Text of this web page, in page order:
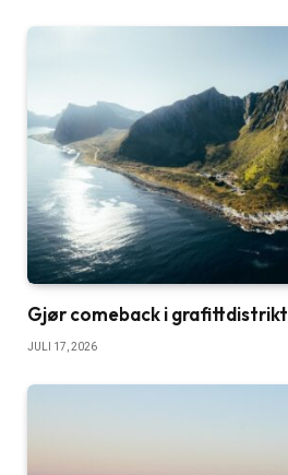
Gjør comeback i grafittdistrikt
JULI 17, 2026